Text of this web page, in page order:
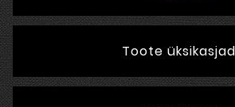
Toote üksikasjad